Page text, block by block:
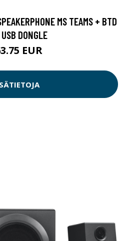
MS TEAMS + BTD
DONGLE
EUR